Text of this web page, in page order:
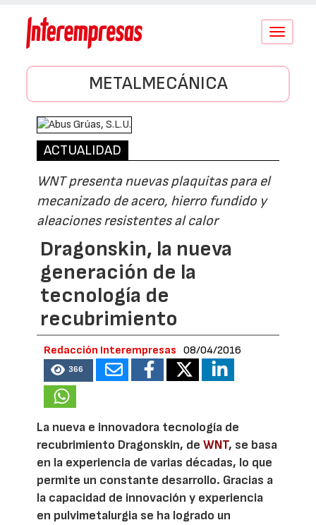
Conmutar
METALMECÁNICA
ACTUALIDAD
WNT presenta nuevas plaquitas para el
mecanizado de acero, hierro fundido y
aleaciones resistentes al calor
Dragonskin, la nueva
generación de la
tecnología de
recubrimiento
Redacción Interempresas 08/04/2016
366
La nueva e innovadora tecnología de
recubrimiento Dragonskin, deWNT, se basa
en la experiencia de varias décadas, lo que
permite un constante desarrollo. Gracias a
la capacidad de innovación y experiencia
en pulvimetalurgia se ha logrado un